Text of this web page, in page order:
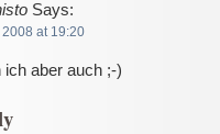
Says:
at 19:20
ich aber auch ;-)